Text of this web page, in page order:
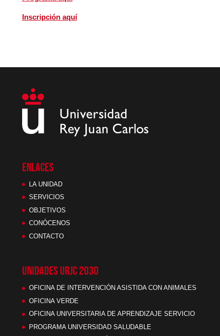
Inscripción aquí
ENLACES
LA UNIDAD
SERVICIOS
OBJETIVOS
CONÓCENOS
CONTACTO
UNIDADES URJC 2030
OFICINA DE INTERVENCIÓN ASISTIDA CON ANIMALES
OFICINA VERDE
OFICINA UNIVERSITARIA DE APRENDIZAJE SERVICIO
PROGRAMA UNIVERSIDAD SALUDABLE